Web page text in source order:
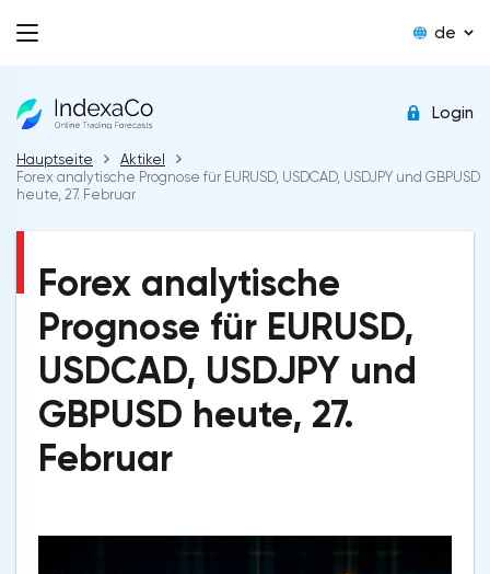
de
Login
Hauptseite
Aktikel
Forex analytische Prognose für EURUSD, USDCAD, USDJPY und GBPUSD
heute, 27. Februar
Forex analytische
Prognose für EURUSD,
USDCAD, USDJPY und
GBPUSD heute, 27.
Februar